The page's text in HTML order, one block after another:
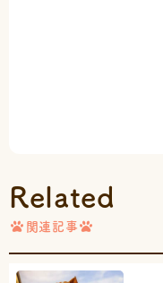
Related
関連記事